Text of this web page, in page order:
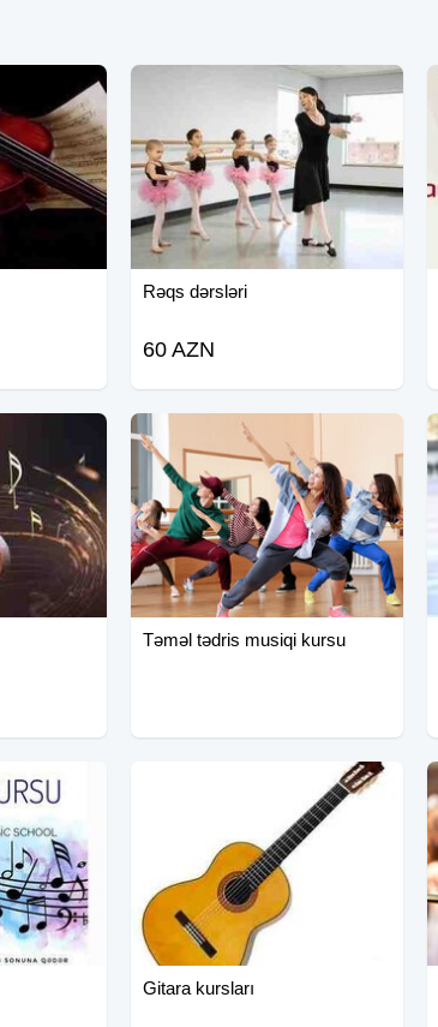
Rəqs dərsləri
60 AZN
Təməl tədris musiqi kursu
Gitara kursları